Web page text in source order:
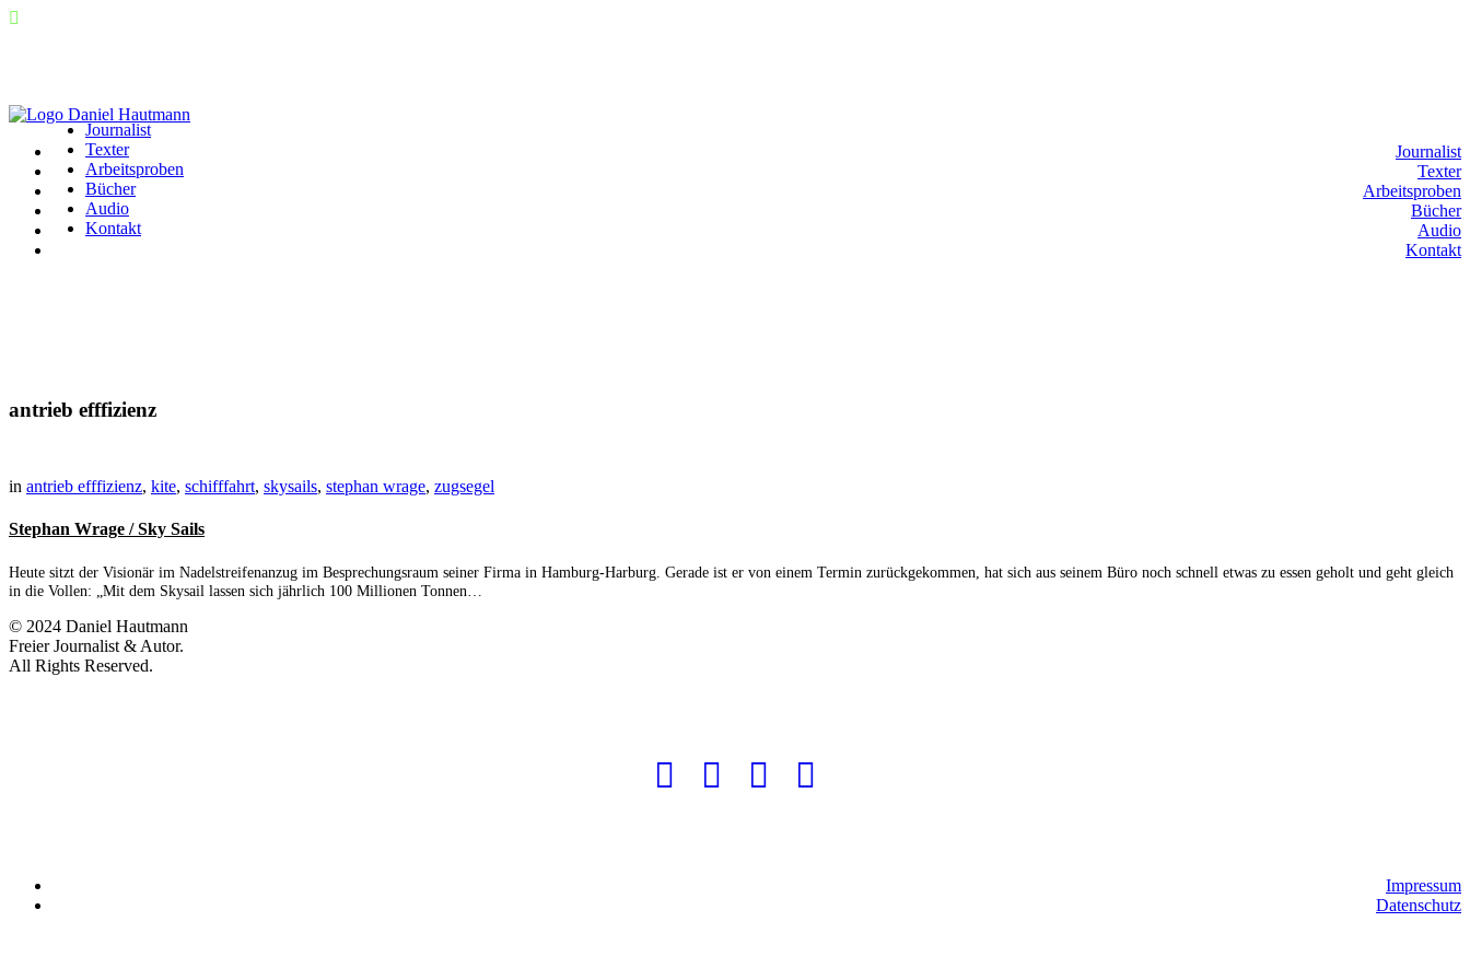
Journalist
Texter
Arbeitsproben
Bücher
Audio
Kontakt
Journalist
Texter
Arbeitsproben
Bücher
Audio
Kontakt
antrieb efffizienz
in antrieb efffizienz, kite, schifffahrt, skysails, stephan wrage, zugsegel
Stephan Wrage / Sky Sails
Heute sitzt der Visionär im Nadelstreifenanzug im Besprechungsraum seiner Firma in Hamburg-Harburg. Gerade ist er von einem Termin zurückgekommen, hat sich aus seinem Büro noch schnell etwas zu essen geholt und geht gleich
in die Vollen: „Mit dem Skysail lassen sich jährlich 100 Millionen Tonnen…
© 2024 Daniel Hautmann
Freier Journalist & Autor.
All Rights Reserved.
Impressum
Datenschutz